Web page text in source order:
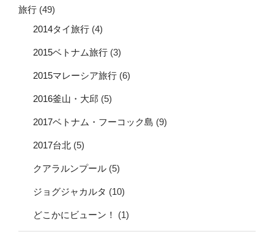
旅行 (49)
2014タイ旅行 (4)
2015ベトナム旅行 (3)
2015マレーシア旅行 (6)
2016釜山・大邱 (5)
2017ベトナム・フーコック島 (9)
2017台北 (5)
クアラルンプール (5)
ジョグジャカルタ (10)
どこかにビューン！ (1)